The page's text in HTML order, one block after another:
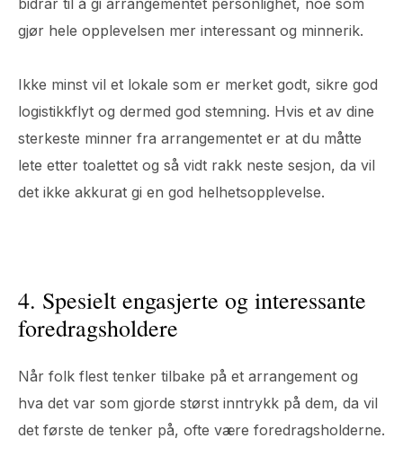
bidrar til å gi arrangementet personlighet, noe som
gjør hele opplevelsen mer interessant og minnerik.
Ikke minst vil et lokale som er merket godt, sikre god
logistikkflyt og dermed god stemning. Hvis et av dine
sterkeste minner fra arrangementet er at du måtte
lete etter toalettet og så vidt rakk neste sesjon, da vil
det ikke akkurat gi en god helhetsopplevelse.
4. Spesielt engasjerte og interessante
foredragsholdere
Når folk flest tenker tilbake på et arrangement og
hva det var som gjorde størst inntrykk på dem, da vil
det første de tenker på, ofte være foredragsholderne.